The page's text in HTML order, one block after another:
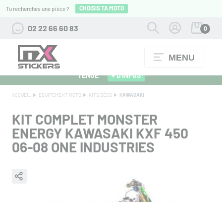
Tu recherches une pièce ? CHOISIS TA MOTO
02 22 66 60 83 0
MENU
ALPINESTARS 27 : FLOCAGE OFFERT POUR L'ACHAT D'UNE
TENUE
+ D'INFOS
ACCUEIL EQUIPEMENT MOTO KITS DÉCO KAWASAKI
KIT COMPLET MONSTER
ENERGY KAWASAKI KXF 450
06-08 ONE INDUSTRIES